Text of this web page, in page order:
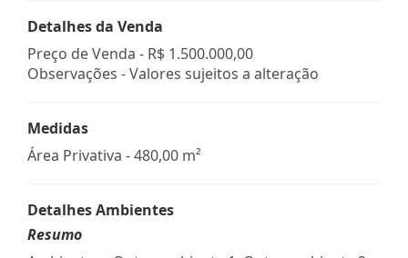
Detalhes da Venda
Preço de Venda - R$ 1.500.000,00
Observações - Valores sujeitos a alteração
Medidas
Área Privativa - 480,00 m²
Detalhes Ambientes
Resumo